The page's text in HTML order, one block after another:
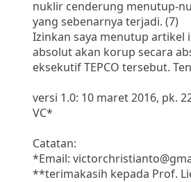
nuklir cenderung menutup-
yang sebenarnya terjadi. (7)
Izinkan saya menutup artikel
absolut akan korup secara
eksekutif TEPCO tersebut.
versi 1.0: 10 maret 2016, pk.
VC*
Catatan:
*Email:
**terimakasih kepada Prof.